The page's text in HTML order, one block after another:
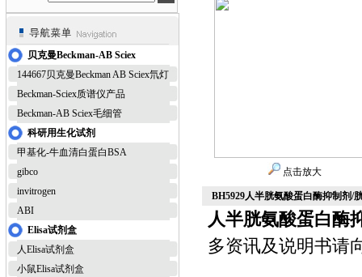
贝克曼Beckman-AB Sciex
144667贝克曼Beckman AB Sciex氘灯
Beckman-Sciex质谱仪产品
Beckman-AB Sciex毛细管
科研用生化试剂
甲基化-牛血清白蛋白BSA
gibco
invitrogen
ABI
Elisa试剂盒
人Elisa试剂盒
小鼠Elisa试剂盒
点击放大
BH5929人半胱氨酸蛋白酶抑制剂/
人半胱氨酸蛋白酶
多资讯及说明书请